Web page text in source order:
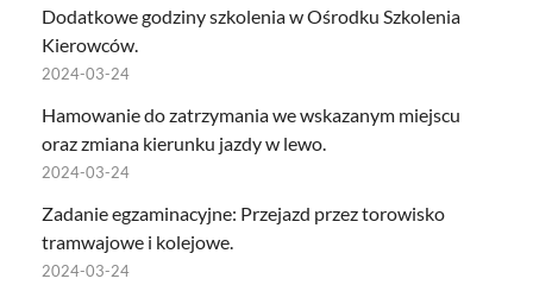
Dodatkowe godziny szkolenia w Ośrodku Szkolenia
Kierowców.
2024-03-24
Hamowanie do zatrzymania we wskazanym miejscu
oraz zmiana kierunku jazdy w lewo.
2024-03-24
Zadanie egzaminacyjne: Przejazd przez torowisko
tramwajowe i kolejowe.
2024-03-24